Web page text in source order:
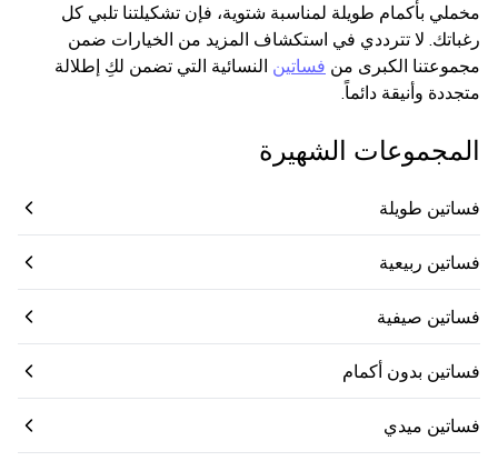
مخملي بأكمام طويلة لمناسبة شتوية، فإن تشكيلتنا تلبي كل
رغباتك. لا تترددي في استكشاف المزيد من الخيارات ضمن
مجموعتنا الكبرى من فساتين النسائية التي تضمن لكِ إطلالة
متجددة وأنيقة دائماً.
المجموعات الشهيرة
فساتين طويلة
فساتين ربيعية
فساتين صيفية
فساتين بدون أكمام
فساتين ميدي